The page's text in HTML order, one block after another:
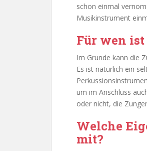
schon einmal
Musikinstrument
Für wen
Im Grunde kann die
Es ist natürlich ein
um im Anschluss
oder nicht, die
Welche
mit?